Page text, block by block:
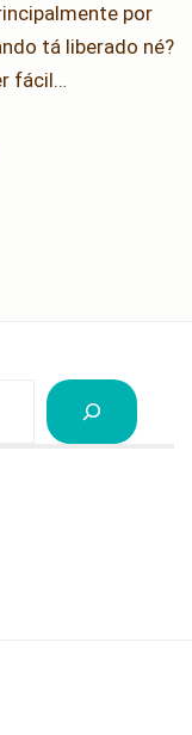
por
tá liberado né?
fácil…